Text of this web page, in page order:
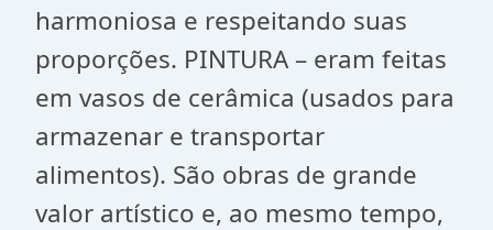
harmoniosa e respeitando suas
proporções. PINTURA – eram feitas
em vasos de cerâmica (usados para
armazenar e transportar
alimentos). São obras de grande
valor artístico e, ao mesmo tempo,